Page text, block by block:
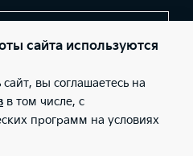
(Фактический адрес: г.
19/1; Телефон: +7 (34767) 5-98-00;
ООО «Киа Россия и
Валовая 26; Телефон: 8 800
5087746291760) ведут
сайта используются
вы соглашаетесь на
в том числе, с
программ на условиях